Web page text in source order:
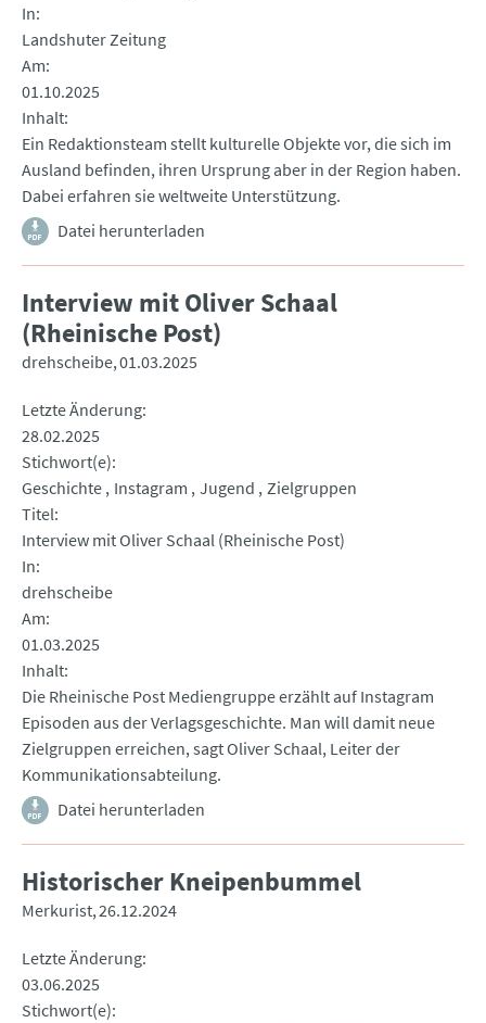
In
Landshuter Zeitung
Am
01.10.2025
Inhalt
Ein Redaktionsteam stellt kulturelle Objekte vor, die sich im
Ausland befinden, ihren Ursprung aber in der Region haben.
Dabei erfahren sie weltweite Unterstützung.
Datei herunterladen
Interview mit Oliver Schaal
(Rheinische Post)
drehscheibe 01.03.2025
Letzte Änderung
28.02.2025
Stichwort(e)
Geschichte Instagram Jugend Zielgruppen
Titel
Interview mit Oliver Schaal (Rheinische Post)
In
drehscheibe
Am
01.03.2025
Inhalt
Die Rheinische Post Mediengruppe erzählt auf Instagram
Episoden aus der Verlagsgeschichte. Man will damit neue
Zielgruppen erreichen, sagt Oliver Schaal, Leiter der
Kommunikationsabteilung.
Datei herunterladen
Historischer Kneipenbummel
Merkurist 26.12.2024
Letzte Änderung
03.06.2025
Stichwort(e)